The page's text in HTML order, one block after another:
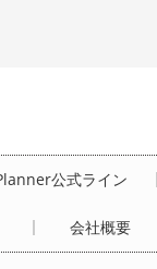
公式ライン
会社概要